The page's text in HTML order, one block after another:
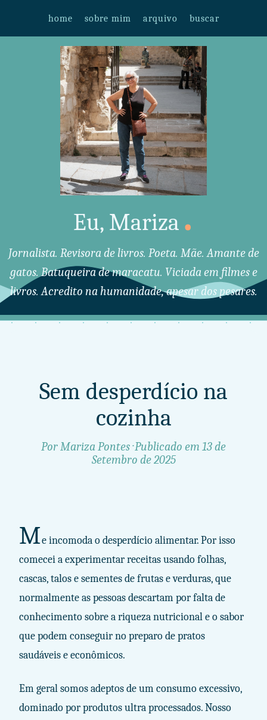
home sobre mim arquivo buscar
Eu, Mariza.
Jornalista. Revisora de livros. Poeta. Mãe. Amante de
gatos. Batuqueira de maracatu. Viciada em filmes e
livros. Acredito na humanidade, apesar dos pesares.
Sem desperdício na
cozinha
Por Mariza Pontes · Publicado em 13 de
Setembro de 2025
Me incomoda o desperdício alimentar. Por isso
comecei a experimentar receitas usando folhas,
cascas, talos e sementes de frutas e verduras, que
normalmente as pessoas descartam por falta de
conhecimento sobre a riqueza nutricional e o sabor
que podem conseguir no preparo de pratos
saudáveis e econômicos.
Em geral somos adeptos de um consumo excessivo,
dominado por produtos ultra processados. Nosso